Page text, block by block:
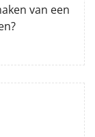
van een